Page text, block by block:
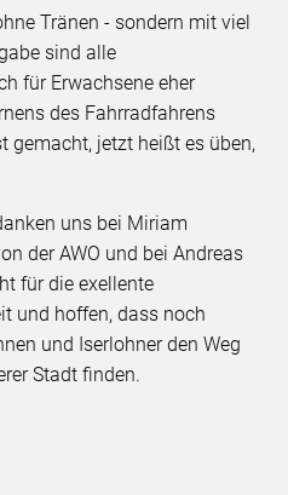
Tränen - sondern mit viel
sind alle
für Erwachsene eher
des Fahrradfahrens
gemacht, jetzt heißt es üben,
uns bei Miriam
der AWO und bei Andreas
für die exellente
und hoffen, dass noch
und Iserlohner den Weg
Stadt finden.